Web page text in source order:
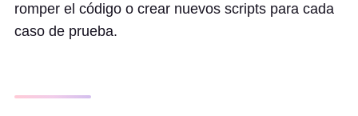
romper el código o crear nuevos scripts para cada
caso de prueba.